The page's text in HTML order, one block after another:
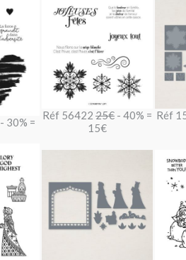
- 30% =
Réf 56422 25€ - 40% =
15€
Réf